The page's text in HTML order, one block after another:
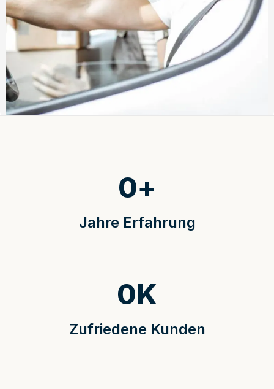
Jahre Erfahrung
0+
Zufriedene Kunden
0K